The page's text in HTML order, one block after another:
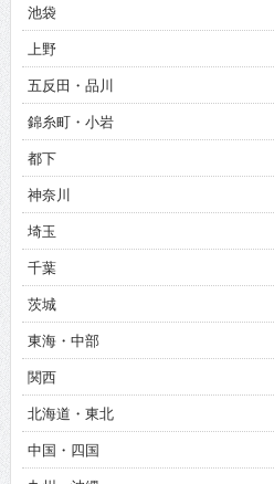
池袋
上野
五反田・品川
錦糸町・小岩
都下
神奈川
埼玉
千葉
茨城
東海・中部
関西
北海道・東北
中国・四国